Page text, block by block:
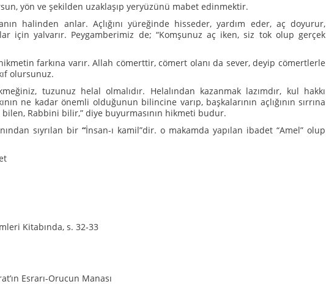
yön ve şekilden uzaklaşıp yeryüzünü mabet edinmektir.
halinden anlar. Açlığını yüreğinde hisseder, yardım eder, aç doyurur,
için yalvarır. Peygamberimiz de; “Komşunuz aç iken, siz tok olup gerçek
farkına varır. Allah cömerttir, cömert olanı da sever, deyip cömertlerle
olursunuz.
tuzunuz helal olmalıdır. Helalından kazanmak lazımdır, kul hakkı
ne kadar önemli olduğunun bilincine varıp, başkalarının açlığının sırrına
Rabbini bilir,” diye buyurmasının hikmeti budur.
sıyrılan bir “İnsan-ı kamil”dir. o makamda yapılan ibadet “Amel” olup
Kitabında, s. 32-33
Esrarı-Orucun Manası